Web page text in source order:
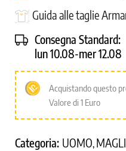
Guida alle taglie
Consegna Standard:
lun 10.08-mer 12.08
Acquistando questo
Valore di 1 Euro
Categoria: UOMO,